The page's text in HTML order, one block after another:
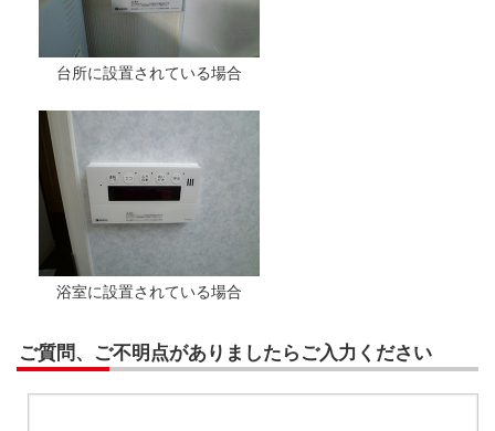
台所に設置されている場合
浴室に設置されている場合
ご質問、ご不明点がありましたらご入力ください